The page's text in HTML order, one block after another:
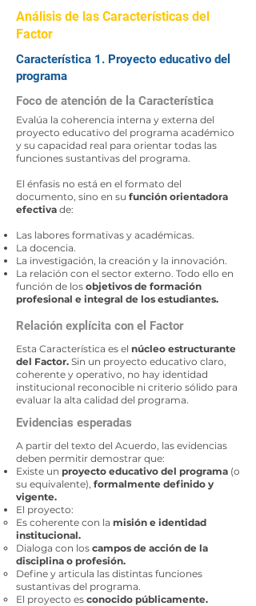
Análisis de las Características del
Factor
Característica 1. Proyecto educativo del
programa
Foco de atención de la Característica
Evalúa la coherencia interna y externa del
proyecto educativo del programa académico
y su capacidad real para orientar todas las
funciones sustantivas del programa.
El énfasis no está en el formato del
documento, sino en su función orientadora
efectiva de:
Las labores formativas y académicas.
La docencia.
La investigación, la creación y la innovación.
La relación con el sector externo. Todo ello en
función de los objetivos de formación
profesional e integral de los estudiantes.
Relación explícita con el Factor
Esta Característica es el núcleo estructurante
del Factor. Sin un proyecto educativo claro,
coherente y operativo, no hay identidad
institucional reconocible ni criterio sólido para
evaluar la alta calidad del programa.
Evidencias esperadas
A partir del texto del Acuerdo, las evidencias
deben permitir demostrar que:
Existe un proyecto educativo del programa (o
su equivalente), formalmente definido y
vigente.
El proyecto:
Es coherente con la misión e identidad
institucional.
Dialoga con los campos de acción de la
disciplina o profesión.
Define y articula las distintas funciones
sustantivas del programa.
El proyecto es conocido públicamente.